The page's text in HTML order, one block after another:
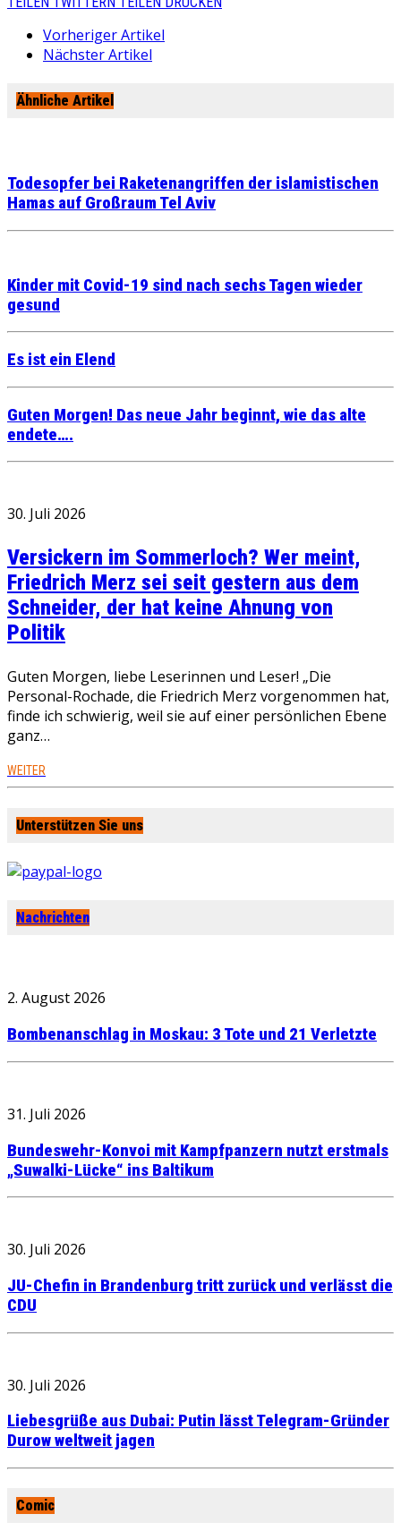
Vorheriger Artikel
Nächster Artikel
Ähnliche Artikel
Todesopfer bei Raketenangriffen der islamistischen
Hamas auf Großraum Tel Aviv
Kinder mit Covid-19 sind nach sechs Tagen wieder
gesund
Es ist ein Elend
Guten Morgen! Das neue Jahr beginnt, wie das alte
endete….
30. Juli 2026
Versickern im Sommerloch? Wer meint,
Friedrich Merz sei seit gestern aus dem
Schneider, der hat keine Ahnung von
Politik
Guten Morgen, liebe Leserinnen und Leser! „Die
Personal-Rochade, die Friedrich Merz vorgenommen hat,
finde ich schwierig, weil sie auf einer persönlichen Ebene
ganz…
WEITER
Unterstützen Sie uns
Nachrichten
2. August 2026
Bombenanschlag in Moskau: 3 Tote und 21 Verletzte
31. Juli 2026
Bundeswehr-Konvoi mit Kampfpanzern nutzt erstmals
„Suwalki-Lücke“ ins Baltikum
30. Juli 2026
JU-Chefin in Brandenburg tritt zurück und verlässt die
CDU
30. Juli 2026
Liebesgrüße aus Dubai: Putin lässt Telegram-Gründer
Durow weltweit jagen
Comic